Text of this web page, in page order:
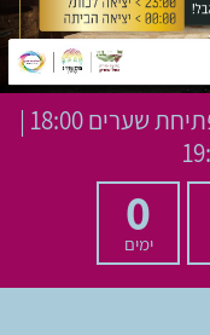
17.07.2025 | פתיחת שערים 18:00 |
0
ימים